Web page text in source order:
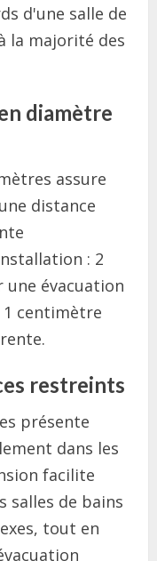
d'une salle de
la majorité des
diamètre
assure
distance
: 2
évacuation
1 centimètre
restreints
présente
dans les
facilite
salles de bains
tout en